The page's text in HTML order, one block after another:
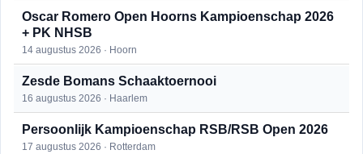
Oscar Romero Open Hoorns Kampioenschap 2026
+ PK NHSB
14 augustus 2026 · Hoorn
Zesde Bomans Schaaktoernooi
16 augustus 2026 · Haarlem
Persoonlijk Kampioenschap RSB/RSB Open 2026
17 augustus 2026 · Rotterdam